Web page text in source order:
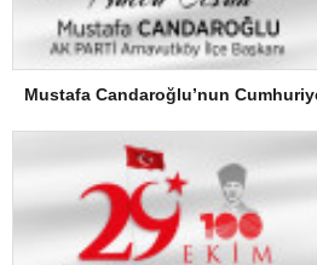
Mustafa Candaroğlu’nun